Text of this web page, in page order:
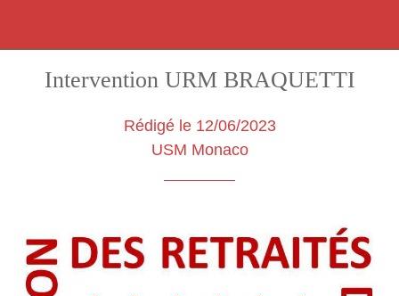
Intervention URM BRAQUETTI
Rédigé le 12/06/2023
USM Monaco